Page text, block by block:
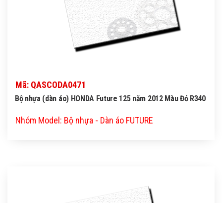
Mã: QASCODA0471
Bộ nhựa (dàn áo) HONDA Future 125 năm 2012 Màu Đỏ R340
Nhóm Model: Bộ nhựa - Dàn áo FUTURE